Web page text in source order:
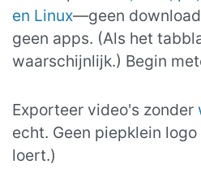
en Linux—geen
geen apps. (Als het
waarschijnlijk.) Begin
Exporteer video's zonder
echt. Geen piepklein
loert.)